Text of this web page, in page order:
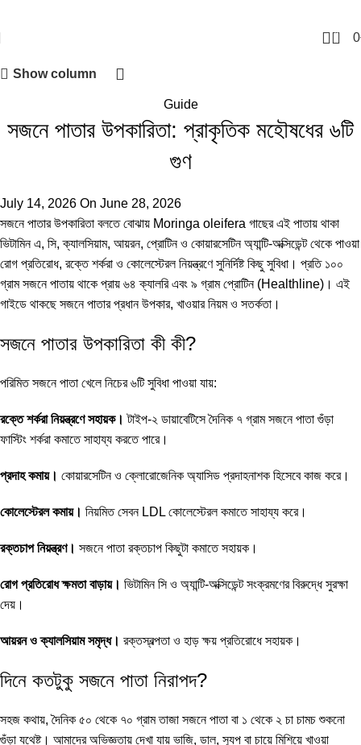
0 0
Show column
Guide
সজনে পাতার উপকারিতা: প্রাকৃতিক মহৌষধের ৬টি
গুণ
July 14, 2026 On June 28, 2026
সজনে পাতার উপকারিতা বলতে বোঝায় Moringa oleifera গাছের এই পাতায় থাকা
ভিটামিন এ, সি, ক্যালসিয়াম, আয়রন, প্রোটিন ও কোয়ারসেটিন অ্যান্টি-অক্সিডেন্ট থেকে পাওয়া
রোগ প্রতিরোধ, রক্তে শর্করা ও কোলেস্টেরল নিয়ন্ত্রণে সুনির্দিষ্ট কিছু সুবিধা। প্রতি ১০০
গ্রাম সজনে পাতায় থাকে প্রায় ৬৪ ক্যালরি এবং ৯ গ্রাম প্রোটিন (Healthline)। এই
গাইডে থাকছে সজনে পাতার প্রধান উপকার, খাওয়ার নিয়ম ও সতর্কতা।
সজনে পাতার উপকারিতা কী কী?
পরিমিত সজনে পাতা খেলে নিচের ৬টি সুবিধা পাওয়া যায়:
রক্তে শর্করা নিয়ন্ত্রণে সহায়ক। টাইপ-২ ডায়াবেটিসে দৈনিক ৭ গ্রাম সজনে পাতা গুঁড়া
ফাস্টিং শর্করা কমাতে সাহায্য করতে পারে।
প্রদাহ কমায়। কোয়ারসেটিন ও ক্লোরোজেনিক অ্যাসিড প্রদাহনাশক হিসেবে কাজ করে।
কোলেস্টেরল কমায়। নিয়মিত সেবন LDL কোলেস্টেরল কমাতে সাহায্য করে।
রক্তচাপ নিয়ন্ত্রণ। সজনে পাতা রক্তচাপ কিছুটা কমাতে সহায়ক।
রোগ প্রতিরোধ ক্ষমতা বাড়ায়। ভিটামিন সি ও অ্যান্টি-অক্সিডেন্ট সংক্রমণের বিরুদ্ধে সুরক্ষা
দেয়।
আয়রন ও ক্যালসিয়াম সমৃদ্ধ। রক্তস্বল্পতা ও হাড় ক্ষয় প্রতিরোধে সহায়ক।
দিনে কতটুকু সজনে পাতা নিরাপদ?
সহজ কথায়, দৈনিক ৫০ থেকে ৭০ গ্রাম তাজা সজনে পাতা বা ১ থেকে ২ চা চামচ শুকনো
গুঁড়া যথেষ্ট। আমাদের অভিজ্ঞতায় দেখা যায় ভাজি, ডাল, স্যুপ বা চায়ে মিশিয়ে খাওয়া